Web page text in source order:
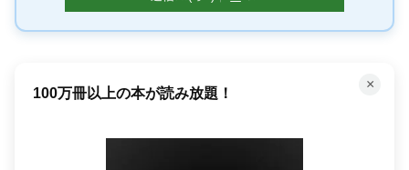
×
何百万もの曲が聴き放題！